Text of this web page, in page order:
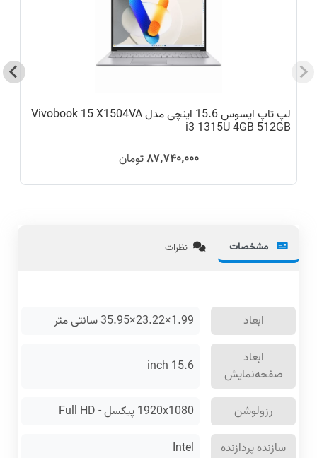
لپ تاپ ایسوس 15.6 اینچی مدل Vivobook 15 X1504VA
i3 1315U 4GB 512GB
۸۷٬۷۴۰٬۰۰۰
تومان
مشخصات نظرات
ابعاد
1.99×23.22×35.95 سانتی متر
ابعاد
صفحه‌نمایش
15.6 inch
رزولوشن
1920x1080 پیکسل - Full HD
سازنده پردازنده
Intel